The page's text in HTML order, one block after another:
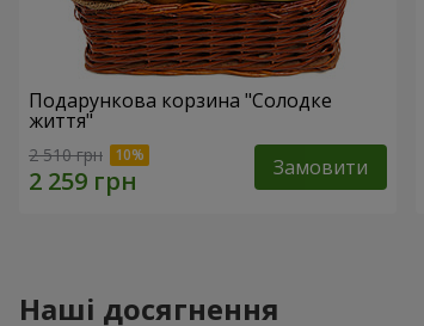
Подарункова корзина "Солодке
життя"
2 510 грн Замовити
Наші досягнення